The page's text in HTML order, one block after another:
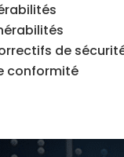
de
conformité